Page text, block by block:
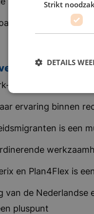
nieuwe
en denkniveau
ervaring binnen
is een
en Plan4Flex is
van de Nederlandse
pluspunt
Strikt
DETAILS